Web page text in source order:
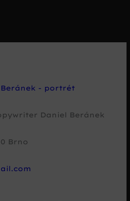
Daniel Beránek
Brno